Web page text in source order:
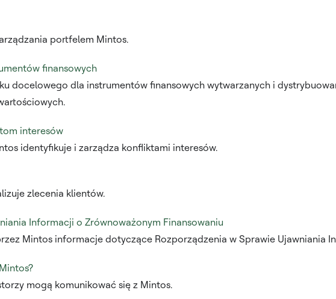
portfelem Mintos.
finansowych
docelowego dla instrumentów finansowych wytwarzanych i
interesów
identyfikuje i zarządza konfliktami interesów.
zlecenia klientów.
Informacji o Zrównoważonym Finansowaniu
Mintos informacje dotyczące Rozporządzenia w Sprawie Ujawniania
mogą komunikować się z Mintos.